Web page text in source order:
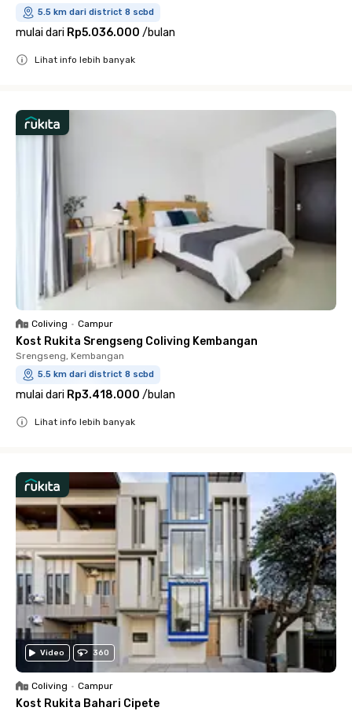
5.5 km dari district 8 scbd
mulai dari Rp5.036.000 /bulan
Lihat info lebih banyak
Coliving • Campur
Kost Rukita Srengseng Coliving Kembangan
Srengseng, Kembangan
5.5 km dari district 8 scbd
mulai dari Rp3.418.000 /bulan
Lihat info lebih banyak
Video 360
Coliving • Campur
Kost Rukita Bahari Cipete